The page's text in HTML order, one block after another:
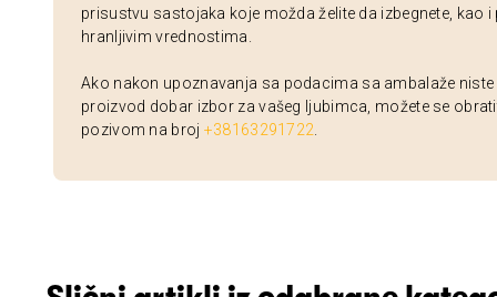
prisustvu sastojaka koje možda želite da izbegnete, kao
hranljivim vrednostima.
Ako nakon upoznavanja sa podacima sa ambalaže niste
proizvod dobar izbor za vašeg ljubimca, možete se
pozivom na broj +38163291722